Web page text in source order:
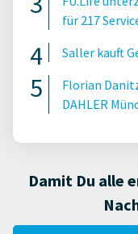
für 217
Saller kauft
Florian
DAHLER
Damit Du alle